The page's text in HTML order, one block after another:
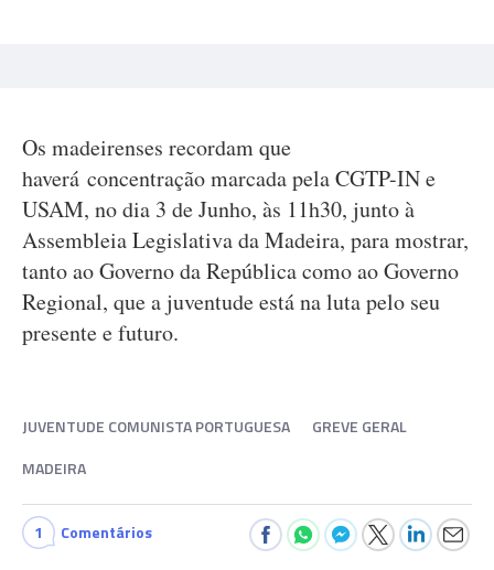
Os madeirenses recordam que
haverá concentração marcada pela CGTP-IN e
USAM, no dia 3 de Junho, às 11h30, junto à
Assembleia Legislativa da Madeira, para mostrar,
tanto ao Governo da República como ao Governo
Regional, que a juventude está na luta pelo seu
presente e futuro.
JUVENTUDE COMUNISTA PORTUGUESA
GREVE GERAL
MADEIRA
1 Comentários